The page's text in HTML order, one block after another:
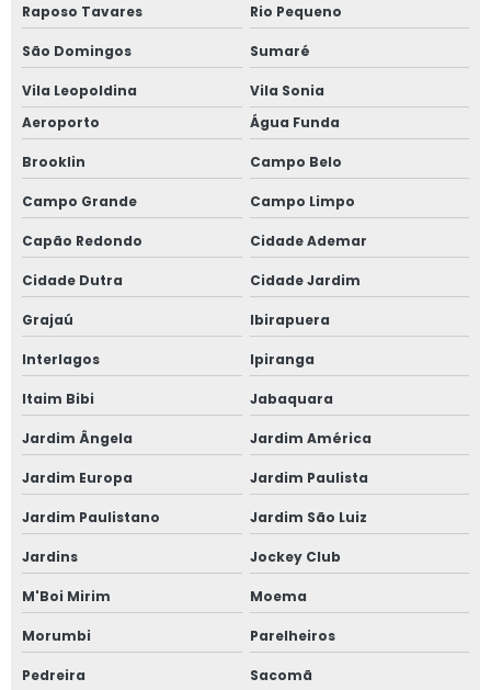
Plataforma tesoura 12m preço
Raposo Tavares Rio Pequeno
São Domingos Sumaré
Vila Leopoldina
Vila Sonia
Aeroporto
Água Funda
Brooklin Campo Belo
Campo Grande Campo Limpo
Capão Redondo Cidade Ademar
Cidade Dutra Cidade Jardim
Grajaú Ibirapuera
Interlagos Ipiranga
Itaim Bibi Jabaquara
Jardim Ângela Jardim América
Jardim Europa Jardim Paulista
Jardim Paulistano Jardim São Luiz
Jardins Jockey Club
M'Boi Mirim Moema
Morumbi Parelheiros
Pedreira Sacomã